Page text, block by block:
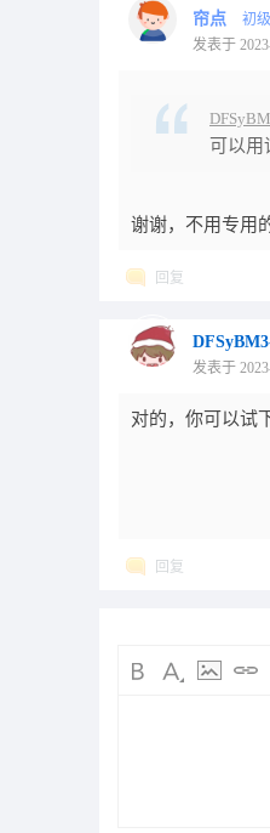
帘点
初
发表于
可以用
谢谢，不用专用
回复
发表于
对的，你可以试
回复